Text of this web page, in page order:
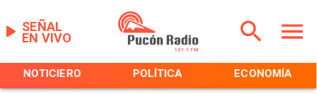
EN VIVO
SEÑAL
NOTICIERO POLÍTICA ECONOMÍA